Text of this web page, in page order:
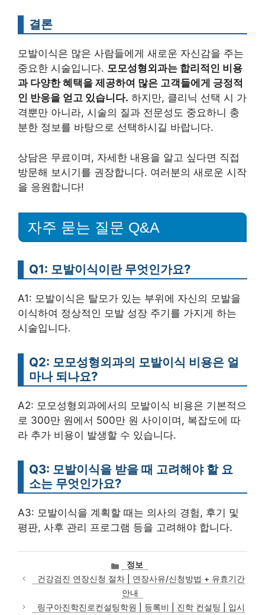
결론
모발이식은 많은 사람들에게 새로운 자신감을 주는
중요한 시술입니다. 모모성형외과는 합리적인 비용
과 다양한 혜택을 제공하여 많은 고객들에게 긍정적
인 반응을 얻고 있습니다. 하지만, 클리닉 선택 시 가
격뿐만 아니라, 시술의 질과 전문성도 중요하니 충
분한 정보를 바탕으로 선택하시길 바랍니다.
상담은 무료이며, 자세한 내용을 알고 싶다면 직접
방문해 보시기를 권장합니다. 여러분의 새로운 시작
을 응원합니다!
자주 묻는 질문 Q&A
Q1: 모발이식이란 무엇인가요?
A1: 모발이식은 탈모가 있는 부위에 자신의 모발을
이식하여 정상적인 모발 성장 주기를 가지게 하는
시술입니다.
Q2: 모모성형외과의 모발이식 비용은 얼
마나 되나요?
A2: 모모성형외과에서의 모발이식 비용은 기본적으
로 300만 원에서 500만 원 사이이며, 복잡도에 따
라 추가 비용이 발생할 수 있습니다.
Q3: 모발이식을 받을 때 고려해야 할 요
소는 무엇인가요?
A3: 모발이식을 계획할 때는 의사의 경험, 후기 및
평판, 사후 관리 프로그램 등을 고려해야 합니다.
카
테
고
리
정보
건강검진 연장신청 절차 | 연장사유/신청방법 + 유효기간
안내
링구아진학진로컨설팅학원 | 등록비 | 진학 컨설팅 | 입시